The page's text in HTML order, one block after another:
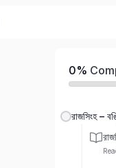
0%
রাজসিংহ –